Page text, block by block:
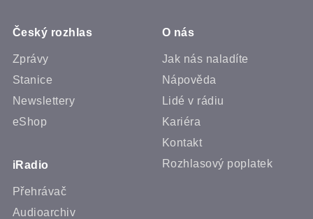
Český rozhlas
Zprávy
Stanice
Newslettery
eShop
iRadio
Přehrávač
Audioarchiv
O nás
Jak nás naladíte
Nápověda
Lidé v rádiu
Kariéra
Kontakt
Rozhlasový poplatek